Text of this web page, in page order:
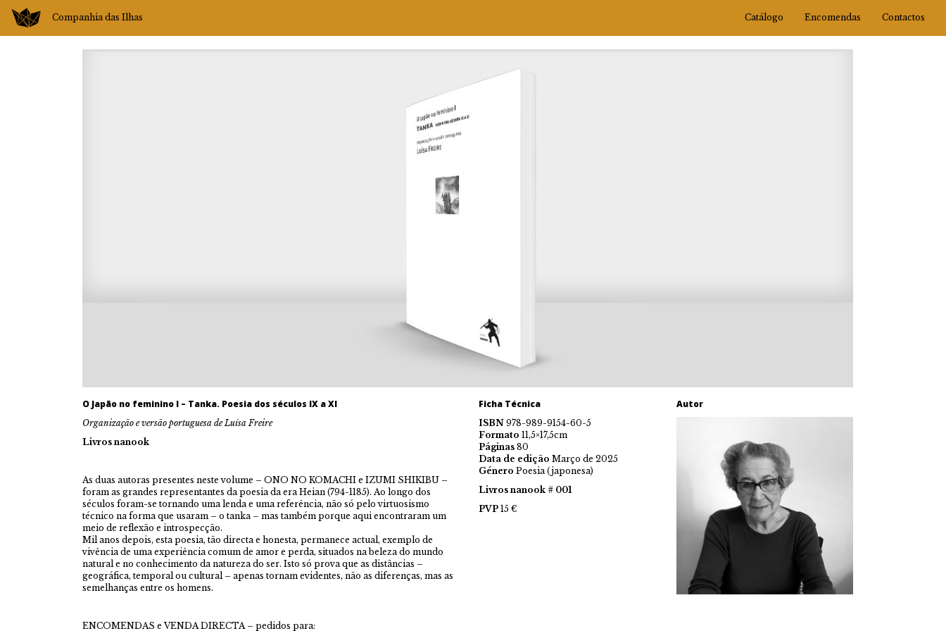
Companhia das Ilhas Catálogo Encomendas Contactos
O Japão no feminino I – Tanka. Poesia dos séculos IX a XI
Organização e versão portuguesa de Luísa Freire
Livros nanook
As duas autoras presentes neste volume – ONO NO KOMACHI e IZUMI SHIKIBU –
foram as grandes representantes da poesia da era Heian (794-1185). Ao longo dos
séculos foram-se tornando uma lenda e uma referência, não só pelo virtuosismo
técnico na forma que usaram – o tanka – mas também porque aqui encontraram um
meio de reflexão e introspecção.
Mil anos depois, esta poesia, tão directa e honesta, permanece actual, exemplo de
vivência de uma experiência comum de amor e perda, situados na beleza do mundo
natural e no conhecimento da natureza do ser. Isto só prova que as distâncias –
geográfica, temporal ou cultural – apenas tornam evidentes, não as diferenças, mas as
semelhanças entre os homens.
ENCOMENDAS e VENDA DIRECTA – pedidos para:
Ficha Técnica
ISBN 978-989-9154-60-5
Formato 11,5×17,5cm
Páginas80
Data de edição Março de 2025
Género Poesia (japonesa)
Livros nanook# 001
PVP15 €
Autor